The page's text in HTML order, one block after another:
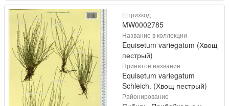
Штрихкод
MW0002785
Название в коллекции
Equisetum variegatum (Хвощ
пестрый)
Принятое название
Equisetum variegatum
Schleich. (Хвощ пестрый)
Районирование